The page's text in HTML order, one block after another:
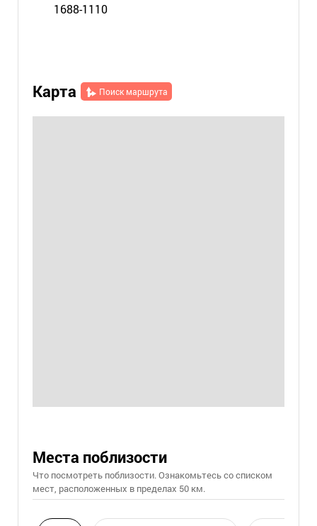
1688-1110
Карта Поиск маршрута
Места поблизости
Что посмотреть поблизости. Ознакомьтесь со списком
мест, расположенных в пределах 50 км.